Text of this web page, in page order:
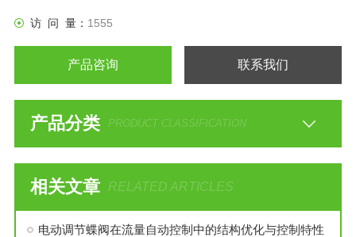
访 问 量： 1555
产品咨询 联系我们
产品分类 PRODUCT CLASSIFICATION
相关文章 RELATED ARTICLES
电动调节蝶阀在流量自动控制中的结构优化与控制特性